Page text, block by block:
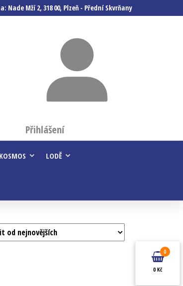
Nade Mží 2, 318 00, Plzeň - Přední Skvrňany
Přihlášení
LODĚ
0
0 Kč